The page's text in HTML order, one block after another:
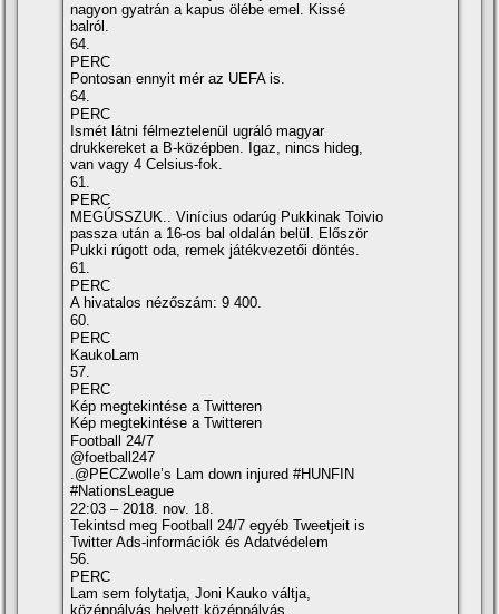
nagyon gyatrán a kapus ölébe emel. Kissé
balról.
64.
PERC
Pontosan ennyit mér az UEFA is.
64.
PERC
Ismét látni félmeztelenül ugráló magyar
drukkereket a B-középben. Igaz, nincs hideg,
van vagy 4 Celsius-fok.
61.
PERC
MEGÚSSZUK.. Viní­cius odarúg Pukkinak Toivio
passza után a 16-os bal oldalán belül. Először
Pukki rúgott oda, remek játékvezetői döntés.
61.
PERC
A hivatalos nézőszám: 9 400.
60.
PERC
KaukoLam
57.
PERC
Kép megtekintése a Twitteren
Kép megtekintése a Twitteren
Football 24/7
@foetball247
.@PECZwolle’s Lam down injured #HUNFIN
#NationsLeague
22:03 – 2018. nov. 18.
Tekintsd meg Football 24/7 egyéb Tweetjeit is
Twitter Ads-információk és Adatvédelem
56.
PERC
Lam sem folytatja, Joni Kauko váltja,
középpályás helyett középpályás.